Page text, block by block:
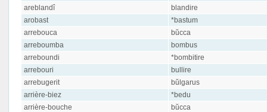
areblandî
blandire
arobast
*bastum
arrebouca
bŭcca
arreboumba
bombus
arreboundi
*bombitire
arrebouri
bullire
arrebugerit
bŭlgarus
arrière-biez
*bedu
arrière-bouche
bŭcca